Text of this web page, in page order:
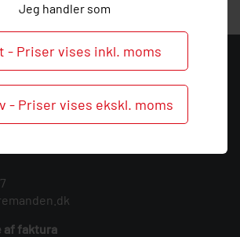
Jeg handler som
- Priser vises inkl. moms
- Priser vises ekskl. moms
af faktura